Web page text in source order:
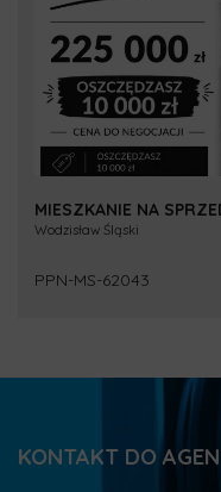
MIESZKANIE NA
Wodzisław Śląski
PPN-MS-62043
KONTAKT DO